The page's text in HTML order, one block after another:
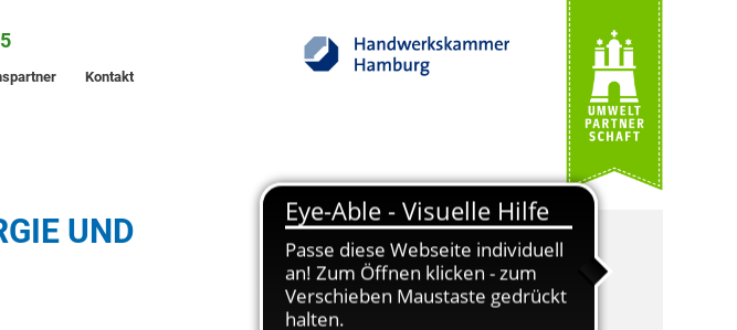
Kontakt
UND
Die ZEWUmobil Berater
freuen sich auf Ihren Anruf.